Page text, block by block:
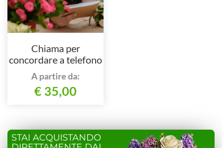
Chiama per
concordare a telefono
A partire da:
€ 35,00
STAI ACQUISTANDO